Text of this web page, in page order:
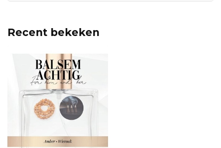
Recent bekeken